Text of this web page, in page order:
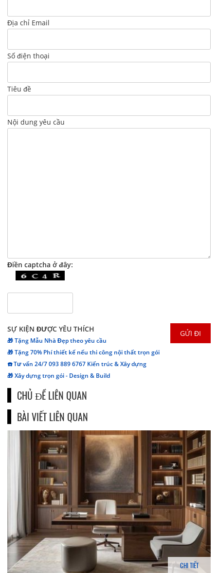
Địa chỉ Email
Số điện thoại
Tiêu đề
Nội dung yêu cầu
Điền captcha ở đây:
SỰ KIỆN ĐƯỢC YÊU THÍCH
🎁 Tặng Mẫu Nhà Đẹp theo yêu cầu
🎁 Tặng 70% Phí thiết kế nếu thi công nội thất trọn gói
☎️ Tư vấn 24/7 093 889 6767 Kiến trúc & Xây dựng
🎁 Xây dựng trọn gói - Design & Build
CHỦ ĐỀ LIÊN QUAN
BÀI VIẾT LIÊN QUAN
CHI TIẾT